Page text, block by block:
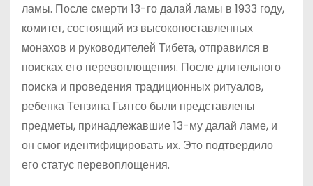
ламы. После смерти 13-го далай ламы в 1933 году,
комитет, состоящий из высокопоставленных
монахов и руководителей Тибета, отправился в
поисках его перевоплощения. После длительного
поиска и проведения традиционных ритуалов,
ребенка Тензина Гьятсо были представлены
предметы, принадлежавшие 13-му далай ламе, и
он смог идентифицировать их. Это подтвердило
его статус перевоплощения.